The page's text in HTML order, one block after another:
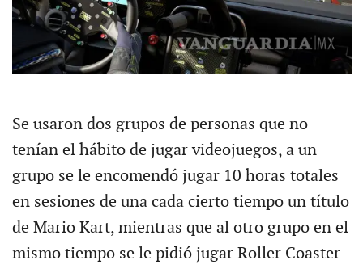
Se usaron dos grupos de personas que no
tenían el hábito de jugar videojuegos, a un
grupo se le encomendó jugar 10 horas totales
en sesiones de una cada cierto tiempo un título
de Mario Kart, mientras que al otro grupo en el
mismo tiempo se le pidió jugar Roller Coaster